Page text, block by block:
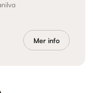
Mer info